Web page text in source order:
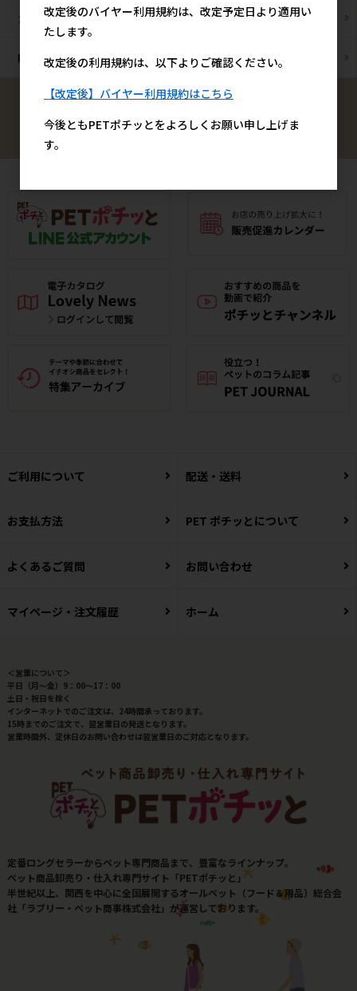
カフェ/飲食店様 ペットOK宿泊施設様
動物病院様 通販事業者様
ご利用について 配送・送料
お支払方法 PET ポチッとについて
よくあるご質問 お問い合わせ
マイページ・注文履歴 ホーム
＜営業について＞
平日（月～金）9：00～17：00
土日・祝日を除く
インターネットでのご注文は、24時間承っております。
15時までのご注文で、翌営業日の発送となります。
営業時間外、定休日のお問い合わせは翌営業日のご対応となります。
定番ロングセラーからペット専門商品まで、豊富なラインナップ。
ペット商品卸売り・仕入れ専門サイト「PETポチッと」
半世紀以上、関西を中心に全国展開するオールペット（フード＆用品）総合会
社「ラブリー・ペット商事株式会社」が運営しております。
改定後のバイヤー利用規約は、改定予定日より適用い
たします。
改定後の利用規約は、以下よりご確認ください。
【改定後】バイヤー利用規約はこちら
今後ともPETポチッとをよろしくお願い申し上げま
す。